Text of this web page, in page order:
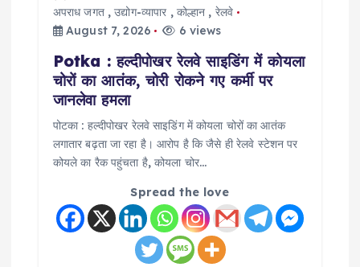
अपराध जगत,उद्योग-व्यापार , कोल्हान , रेलवे
August 7, 2026
6 views
Potka : हल्दीपोखर रेलवे साइडिंग में कोयला
चोरों का आतंक, चोरी रोकने गए कर्मी पर
जानलेवा हमला
पोटका : हल्दीपोखर रेलवे साइडिंग में कोयला चोरों का आतंक
लगातार बढ़ता जा रहा है। आरोप है कि जैसे ही रेलवे स्टेशन पर
कोयले का रैक पहुंचता है, कोयला चोर…
Spread the love